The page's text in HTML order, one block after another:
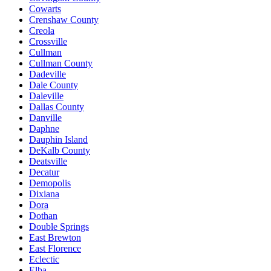
Cowarts
Crenshaw County
Creola
Crossville
Cullman
Cullman County
Dadeville
Dale County
Daleville
Dallas County
Danville
Daphne
Dauphin Island
DeKalb County
Deatsville
Decatur
Demopolis
Dixiana
Dora
Dothan
Double Springs
East Brewton
East Florence
Eclectic